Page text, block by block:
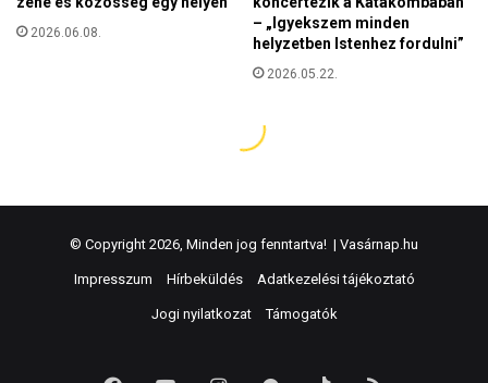
© Copyright 2026, Minden jog fenntartva! | Vasárnap.hu
Impresszum Hírbeküldés Adatkezelési tájékoztató
Jogi nyilatkozat Támogatók